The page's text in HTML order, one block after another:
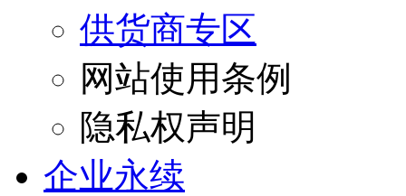
供货商专区
网站使用条例
隐私权声明
企业永续